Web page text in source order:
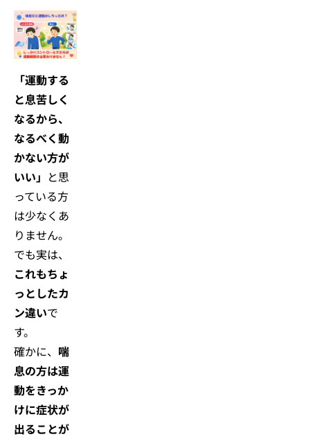
「運動する
と息苦しく
なるから、
なるべく動
かない方が
いい」 と思
っている方
は少なくあ
りません。
でも実は、
これもちょ
っとしたカ
ン違いで
す。
確かに、 喘
息の方は運
動をきっか
けに症状が
出ることが